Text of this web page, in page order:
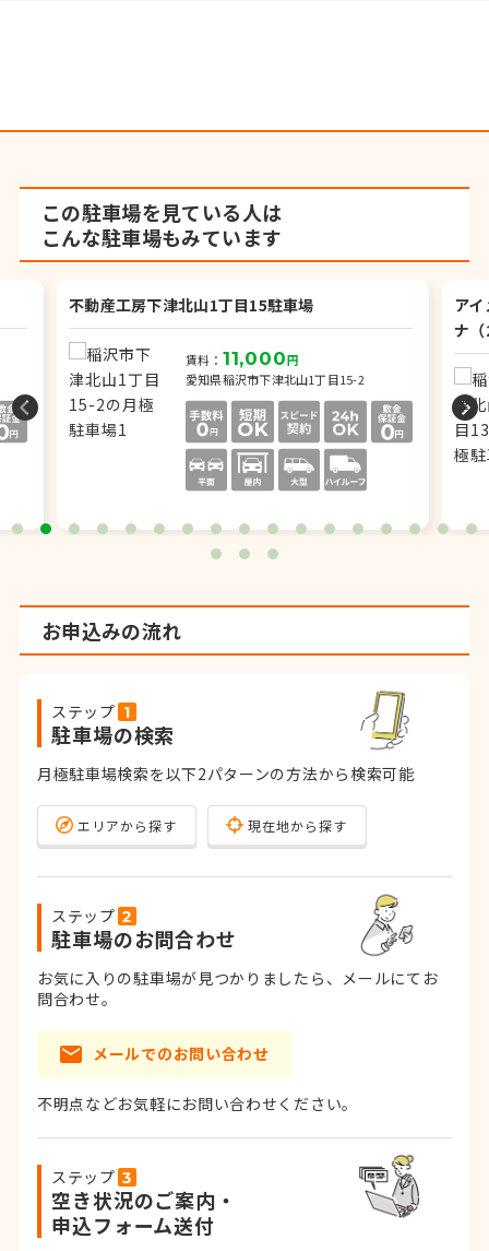
この駐車場を見ている人は
こんな駐車場もみています
不動産工房下津北山1丁目15駐車場
賃料： 11,000円
愛知県稲沢市下津北山1丁目15-2
ア
ナ
お申込みの流れ
ステップ
駐車場の検索
月極駐車場検索を以下2パターンの方法から検索可能
エリアから探す 現在地から探す
ステップ
駐車場のお問合わせ
お気に入りの駐車場が見つかりましたら、メールにてお
問合わせ。
メールでのお問い合わせ
不明点などお気軽にお問い合わせください。
ステップ
空き状況のご案内・
申込フォーム送付